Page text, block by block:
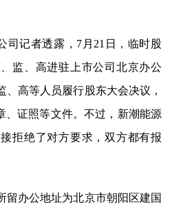
司记者透露，7月21日，临时股
监、高进驻上市公司北京办公
高等人员履行股东大会决议，
、证照等文件。不过， 新潮能源
拒绝了对方要求，双方都有报
留办公地址为北京市朝阳区建国